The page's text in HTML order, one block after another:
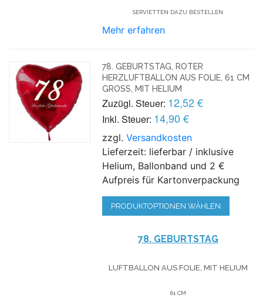
SERVIETTEN DAZU BESTELLEN.
Mehr erfahren
78. GEBURTSTAG, ROTER
HERZLUFTBALLON AUS FOLIE, 61 CM
GROSS, MIT HELIUM
Zuzügl. Steuer: 12,52 €
Inkl. Steuer: 14,90 €
zzgl.Versandkosten
Lieferzeit: lieferbar / inklusive
Helium, Ballonband und 2 €
Aufpreis für Kartonverpackung
PRODUKTOPTIONEN WÄHLEN
78. GEBURTSTAG
LUFTBALLON AUS FOLIE, MIT HELIUM
61 CM